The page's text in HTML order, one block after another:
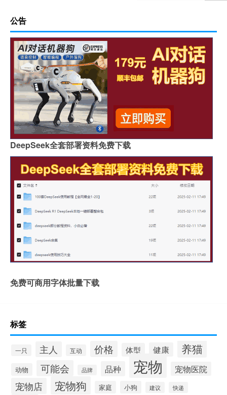
公告
DeepSeek全套部署资料免费下载
免费可商用字体批量下载
标签
一只 主人 互动 价格 体型 健康 养猫
动物 可能会 品牌 品种 宠物 宠物医院
宠物店 宠物狗 家庭 小狗 建议 快递